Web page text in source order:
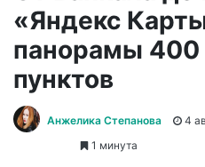
«Яндекс
панорамы 400
пунктов
Анжелика Степанова
4
1 минута